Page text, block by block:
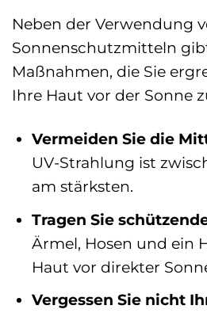
Neben der Verwendung
Sonnenschutzmitteln
Maßnahmen, die Sie
Ihre Haut vor der Sonne
Vermeiden Sie die
UV-Strahlung ist
am stärksten.
Tragen Sie
Ärmel, Hosen und ein
Haut vor direkter
Vergessen Sie nicht